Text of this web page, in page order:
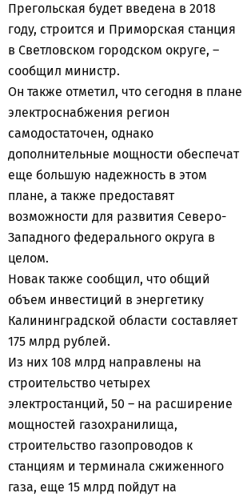
Прегольская будет введена в 2018
году, строится и Приморская станция
в Светловском городском округе, –
сообщил министр.
Он также отметил, что сегодня в плане
электроснабжения регион
самодостаточен, однако
дополнительные мощности обеспечат
еще большую надежность в этом
плане, а также предоставят
возможности для развития Северо-
Западного федерального округа в
целом.
Новак также сообщил, что общий
объем инвестиций в энергетику
Калининградской области составляет
175 млрд рублей.
Из них 108 млрд направлены на
строительство четырех
электростанций, 50 – на расширение
мощностей газохранилища,
строительство газопроводов к
станциям и терминала сжиженного
газа, еще 15 млрд пойдут на